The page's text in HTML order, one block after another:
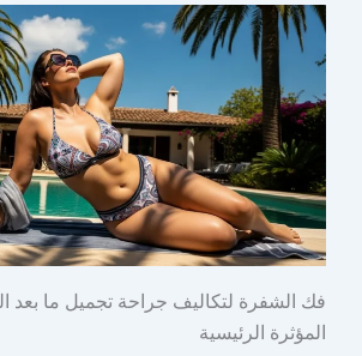
فك الشفرة لتكاليف جراحة تجميل ما بعد
المؤثرة الرئيسية